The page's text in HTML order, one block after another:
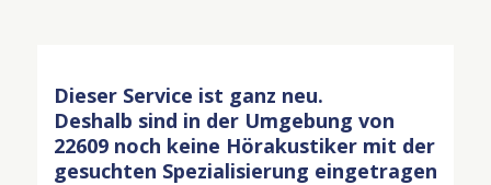
Dieser Service ist ganz neu.
Deshalb sind in der Umgebung von
22609 noch keine Hörakustiker mit der
gesuchten Spezialisierung eingetragen